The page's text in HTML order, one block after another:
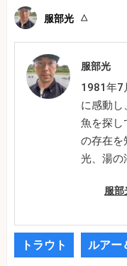
服部光
服部光
1981年7
に感動し
魚を探し
の存在を
光、湯の
服部
トラウト ルアー